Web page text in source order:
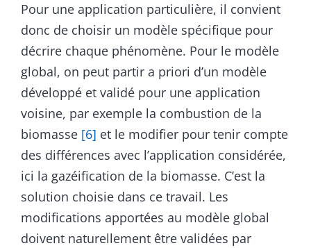
Pour une application particulière, il convient
donc de choisir un modèle spécifique pour
décrire chaque phénomène. Pour le modèle
global, on peut partir a priori d’un modèle
développé et validé pour une application
voisine, par exemple la combustion de la
biomasse [6] et le modifier pour tenir compte
des différences avec l’application considérée,
ici la gazéification de la biomasse. C’est la
solution choisie dans ce travail. Les
modifications apportées au modèle global
doivent naturellement être validées par